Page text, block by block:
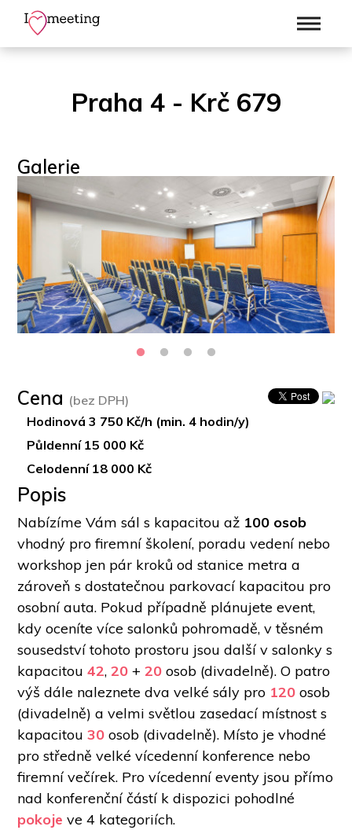
Praha 4 - Krč 679
Galerie
Cena (bez DPH)
Hodinová 3 750 Kč/h (min. 4 hodin/y)
Půldenní 15 000 Kč
Celodenní 18 000 Kč
Popis
Nabízíme Vám sál s kapacitou až
vhodný pro firemní školení, poradu vedení nebo
workshop jen pár kroků od stanice metra a
zároveň s dostatečnou parkovací kapacitou pro
osobní auta. Pokud případně plánujete event,
kdy oceníte více salonků pohromadě, v těsném
sousedství tohoto prostoru jsou další v salonky s
kapacitou 42, 20 + 20 osob (divadelně). O patro
výš dále naleznete dva velké sály pro 120 osob
(divadelně) a velmi světlou zasedací místnost s
kapacitou 30 osob (divadelně). Místo je vhodné
pro středně velké vícedenní konference nebo
firemní večírek. Pro vícedenní eventy jsou přímo
pokoje ve 4 kategoriích.